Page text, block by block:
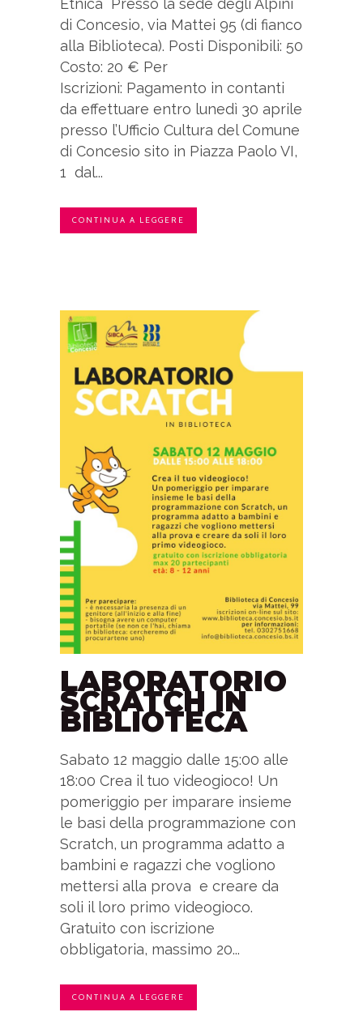
di Concesio, via Mattei 95 (di fianco
alla Biblioteca). Posti Disponibili: 50
Costo: 20 € Per
Iscrizioni: Pagamento in contanti
da effettuare entro lunedì 30 aprile
presso l’Ufficio Cultura del Comune
di Concesio sito in Piazza Paolo VI,
1 dal...
CONTINUA A LEGGERE
LABORATORIO
SCRATCH IN
BIBLIOTECA
Sabato 12 maggio dalle 15:00 alle
18:00 Crea il tuo videogioco! Un
pomeriggio per imparare insieme
le basi della programmazione con
Scratch, un programma adatto a
bambini e ragazzi che vogliono
mettersi alla prova e creare da
soli il loro primo videogioco.
Gratuito con iscrizione
obbligatoria, massimo 20...
CONTINUA A LEGGERE